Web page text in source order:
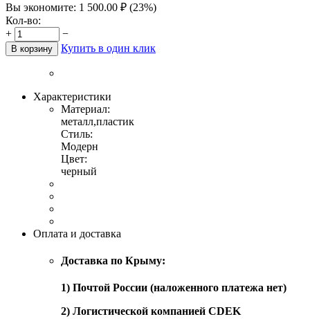
Вы экономите: 1 500.00 ₽ (23%)
Кол-во:
+
−
В корзину Купить в один клик
Характеристики
Материал:
металл,пластик
Стиль:
Модерн
Цвет:
черный
Оплата и доставка
Доставка по Крыму:
1) Почтой России (наложенного платежа нет)
2) Логистической компанией CDEK